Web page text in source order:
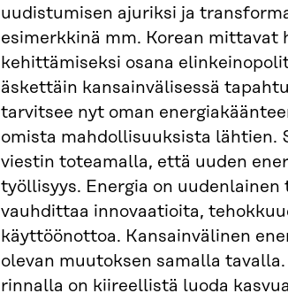
uudistumisen ajuriksi ja
esimerkkinä mm. Korean mittavat
kehittämiseksi osana
äskettäin kansainvälisessä
tarvitsee nyt oman
omista mahdollisuuksista lähtien.
viestin toteamalla, että uuden
työllisyys. Energia on
vauhdittaa innovaatioita,
käyttöönottoa. Kansainvälinen
olevan muutoksen samalla
rinnalla on kiireellistä luoda